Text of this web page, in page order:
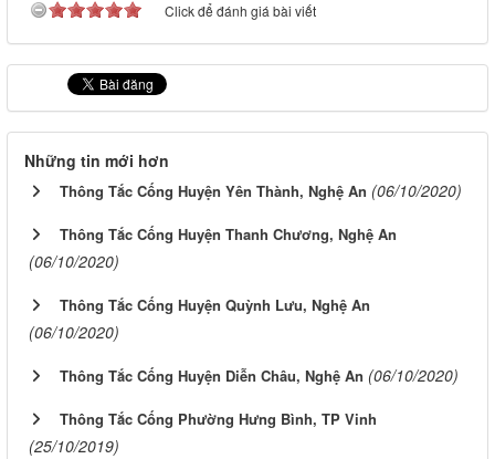
Click để đánh giá bài viết
Những tin mới hơn
Thông Tắc Cống Huyện Yên Thành, Nghệ An (06/10/2020)
Thông Tắc Cống Huyện Thanh Chương, Nghệ An
(06/10/2020)
Thông Tắc Cống Huyện Quỳnh Lưu, Nghệ An
(06/10/2020)
Thông Tắc Cống Huyện Diễn Châu, Nghệ An (06/10/2020)
Thông Tắc Cống Phường Hưng Bình, TP Vinh
(25/10/2019)